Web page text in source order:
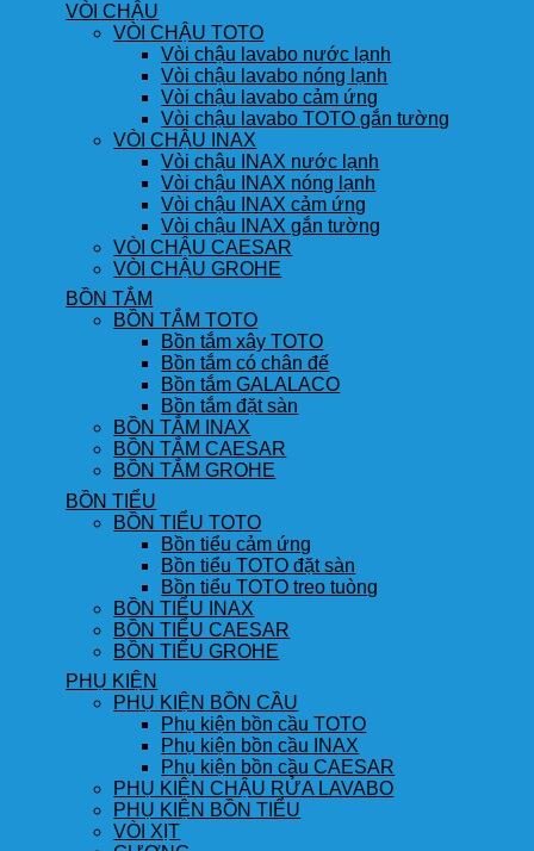
VÒI CHẬU
VÒI CHẬU TOTO
Vòi chậu lavabo nước lạnh
Vòi chậu lavabo nóng lạnh
Vòi chậu lavabo cảm ứng
Vòi chậu lavabo TOTO gắn tường
VÒI CHẬU INAX
Vòi chậu INAX nước lạnh
Vòi chậu INAX nóng lạnh
Vòi chậu INAX cảm ứng
Vòi chậu INAX gắn tường
VÒI CHẬU CAESAR
VÒI CHẬU GROHE
BỒN TẮM
BỒN TẮM TOTO
Bồn tắm xây TOTO
Bồn tắm có chân đế
Bồn tắm GALALACO
Bồn tắm đặt sàn
BỒN TẮM INAX
BỒN TẮM CAESAR
BỒN TẮM GROHE
BỒN TIỂU
BỒN TIỂU TOTO
Bồn tiểu cảm ứng
Bồn tiểu TOTO đặt sàn
Bồn tiểu TOTO treo tuòng
BỒN TIỂU INAX
BỒN TIỂU CAESAR
BỒN TIỂU GROHE
PHỤ KIỆN
PHỤ KIỆN BỒN CẦU
Phụ kiện bồn cầu TOTO
Phụ kiện bồn cầu INAX
Phụ kiện bồn cầu CAESAR
PHỤ KIỆN CHẬU RỬA LAVABO
PHỤ KIỆN BỒN TIỂU
VÒI XỊT